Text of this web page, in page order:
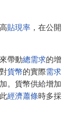
貼現率 ，在公開
來帶動總需求的增
貨幣的實際需求
。貨幣供給增加
經濟蕭條時多採